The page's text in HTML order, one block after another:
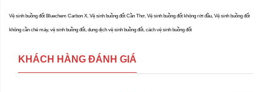
Vệ sinh buồng đốt Bluechem Carbon X, Vệ sinh buồng đốt Cần Thơ, Vệ sinh buồng đốt không rớt đầu, Vệ sinh buồng đốt
không cần chẻ máy, vệ sinh buồng đốt, dung dịch vệ sinh buồng đốt, cách vệ sinh buồng đốt
KHÁCH HÀNG ĐÁNH GIÁ